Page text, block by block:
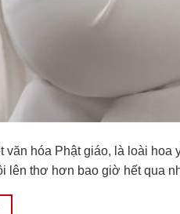
văn hóa Phật giáo, là loài
lên thơ hơn bao giờ hết qua